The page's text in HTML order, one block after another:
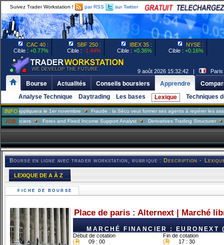
Suivez Trader Workstation ! par RSS sur Twitter
CAC 40 :
Cible : +0.77%
SBF 250 :
Cible : -1.44%
IBEX 35 :
Cible : +0.36%
NYSE :
Cible : +0.16%
9 août 2026 15:32:42 |
Bourse Actualités Conseils boursiers Apprendre
Analyse Technique Daytrading Les bases Lexique Techniques
INFO le 1er novembre Fraude : la Sécu veut former ses agents à repérer les assurés
JOB Forex and Fixed Income Support Analyst Derivatives Trading Structurer FX
Bourse en ligne avec trader workstation, rubrique :Description -
LEXIQUE DE A À Z
FICHE DE BOURSE
Place de paris : Alternext | Marché
MARCHÉ FINANCIER : EURONEXT
Début de cotation
Fin de cotation
09 : 00
17 : 30